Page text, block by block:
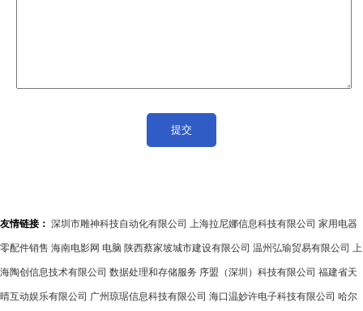
友情链接： 深圳市雕神科技自动化有限公司 上海拉尼娜信息科技有限公司 家用电器
零配件销售 海南电影网 电脑 陕西蔡家坡城市建设有限公司 温州弘瑜贸易有限公司 上
海陶创信息技术有限公司 数据处理和存储服务 序盟（深圳）科技有限公司 福建省天
晴互动娱乐有限公司 广州琼琚信息科技有限公司 海口温妙许电子科技有限公司 哈尔